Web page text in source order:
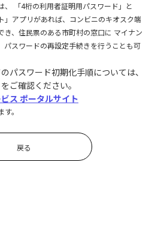
「4桁の利用者証明用パスワード」と
」アプリがあれば、コンビニのキオスク端
き、住民票のある市町村の窓口に マイナン
パスワードの再設定手続きを行うことも可
パスワード初期化手順については、
ご確認ください。
ス ポータルサイト
。
戻る